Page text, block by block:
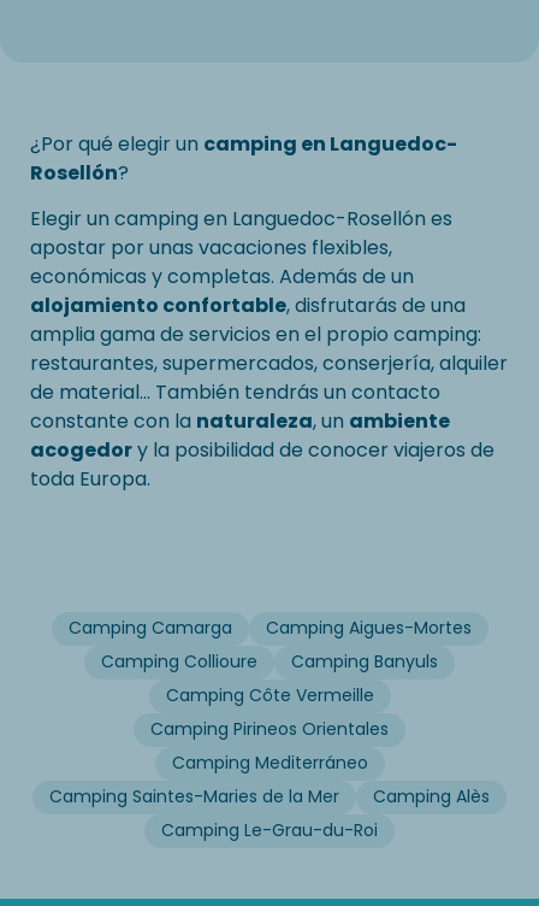
¿Por qué elegir un camping en Languedoc-
Rosellón?
Elegir un camping en Languedoc-Rosellón es
apostar por unas vacaciones flexibles,
económicas y completas. Además de un
alojamiento confortable, disfrutarás de una
amplia gama de servicios en el propio camping:
restaurantes, supermercados, conserjería, alquiler
de material... También tendrás un contacto
constante con la naturaleza, un ambiente
acogedory la posibilidad de conocer viajeros de
toda Europa.
Camping Camarga
Camping Aigues-Mortes
Camping Collioure
Camping Banyuls
Camping Côte Vermeille
Camping Pirineos Orientales
Camping Mediterráneo
Camping Saintes-Maries de la Mer
Camping Alès
Camping Le-Grau-du-Roi